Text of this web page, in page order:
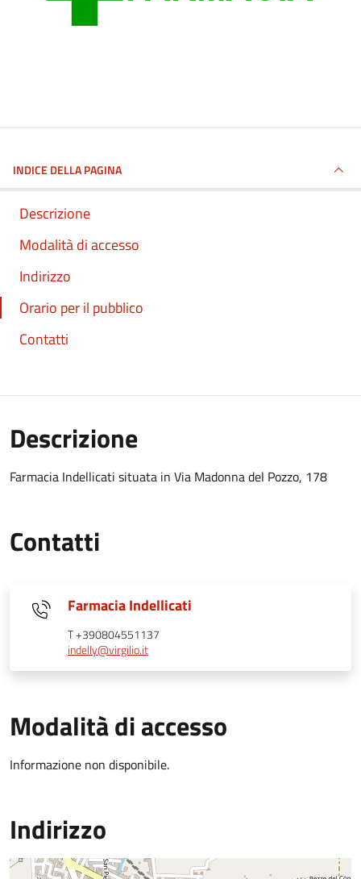
INDICE DELLA PAGINA
Descrizione
Modalità di accesso
Indirizzo
Orario per il pubblico
Contatti
Descrizione
Farmacia Indellicati situata in Via Madonna del Pozzo, 178
Contatti
Farmacia Indellicati
T +390804551137
indelly@virgilio.it
Modalità di accesso
Informazione non disponibile.
Indirizzo